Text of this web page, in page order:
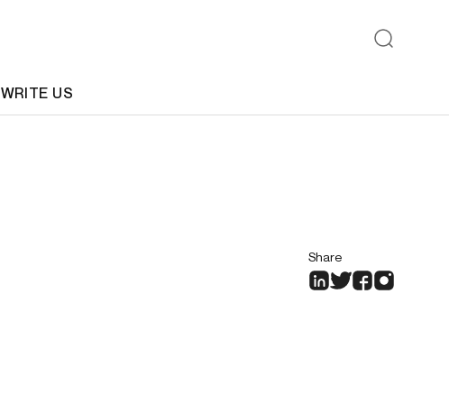
WRITE US
Share